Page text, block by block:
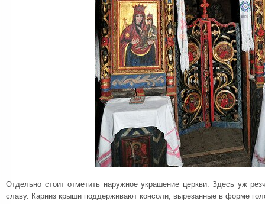
Отдельно стоит отметить наружное украшение церкви. Здесь уж
славу. Карниз крыши поддерживают консоли, вырезанные в форме